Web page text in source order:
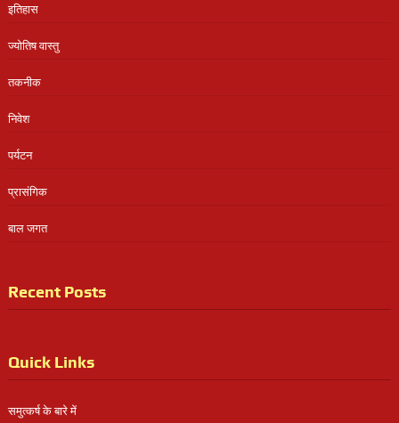
इतिहास
ज्योतिष वास्तु
तकनीक
निवेश
पर्यटन
प्रासंगिक
बाल जगत
Recent Posts
Quick Links
समुत्कर्ष के बारे में